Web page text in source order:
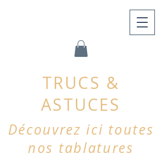
TRUCS &
ASTUCES
Découvrez ici toutes
nos tablatures